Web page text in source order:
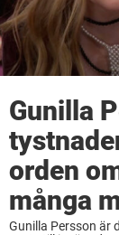
Gunilla
orden
många
Gunilla Persson är